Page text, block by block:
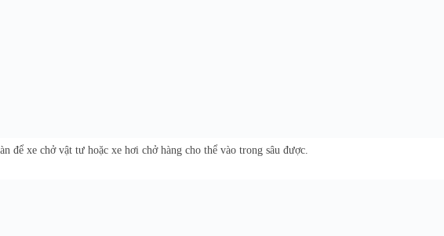
để xe chở vật tư hoặc xe hơi chở hàng cho thể vào trong sâu được.